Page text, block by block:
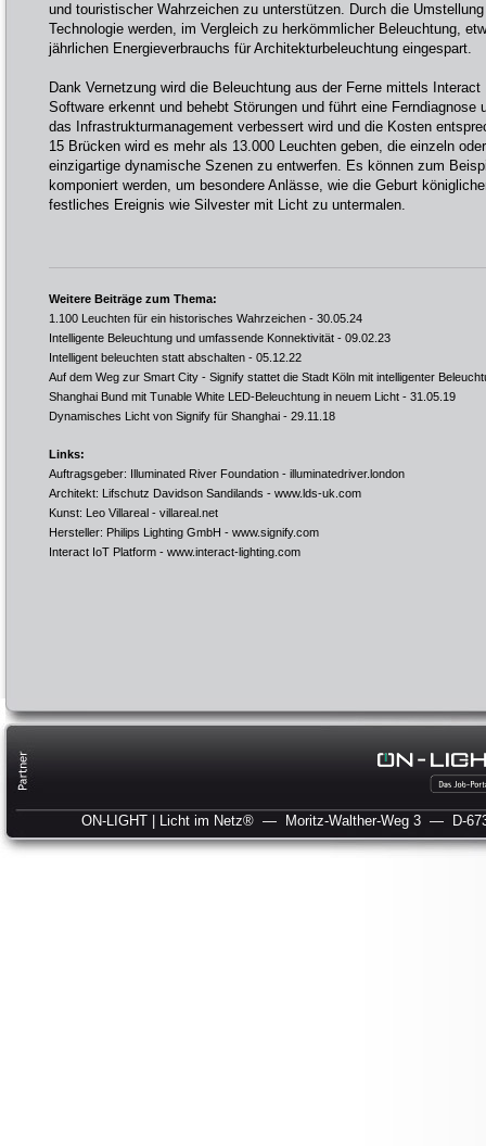
und touristischer Wahrzeichen zu unterstützen. Durch die
Technologie werden, im Vergleich zu herkömmlicher Beleuchtung,
jährlichen Energieverbrauchs für Architekturbeleuchtung eingespart.
Dank Vernetzung wird die Beleuchtung aus der Ferne mittels
Software erkennt und behebt Störungen und führt eine Ferndiagnose
das Infrastrukturmanagement verbessert wird und die Kosten
15 Brücken wird es mehr als 13.000 Leuchten geben, die einzeln
einzigartige dynamische Szenen zu entwerfen. Es können zum
komponiert werden, um besondere Anlässe, wie die Geburt
festliches Ereignis wie Silvester mit Licht zu untermalen.
Weitere Beiträge zum Thema:
1.100 Leuchten für ein historisches Wahrzeichen - 30.05.24
Intelligente Beleuchtung und umfassende Konnektivität - 09.02.23
Intelligent beleuchten statt abschalten - 05.12.22
Auf dem Weg zur Smart City - Signify stattet die Stadt Köln mit intelligenter
Shanghai Bund mit Tunable White LED-Beleuchtung in neuem Licht - 31.05.19
Dynamisches Licht von Signify für Shanghai - 29.11.18
Links:
Auftragsgeber: Illuminated River Foundation - illuminatedriver.london
Architekt: Lifschutz Davidson Sandilands - www.lds-uk.com
Kunst: Leo Villareal - villareal.net
Hersteller: Philips Lighting GmbH - www.signify.com
Interact IoT Platform - www.interact-lighting.com
ON-LIGHT | Licht im Netz® — Moritz-Walther-Weg 3 — D-